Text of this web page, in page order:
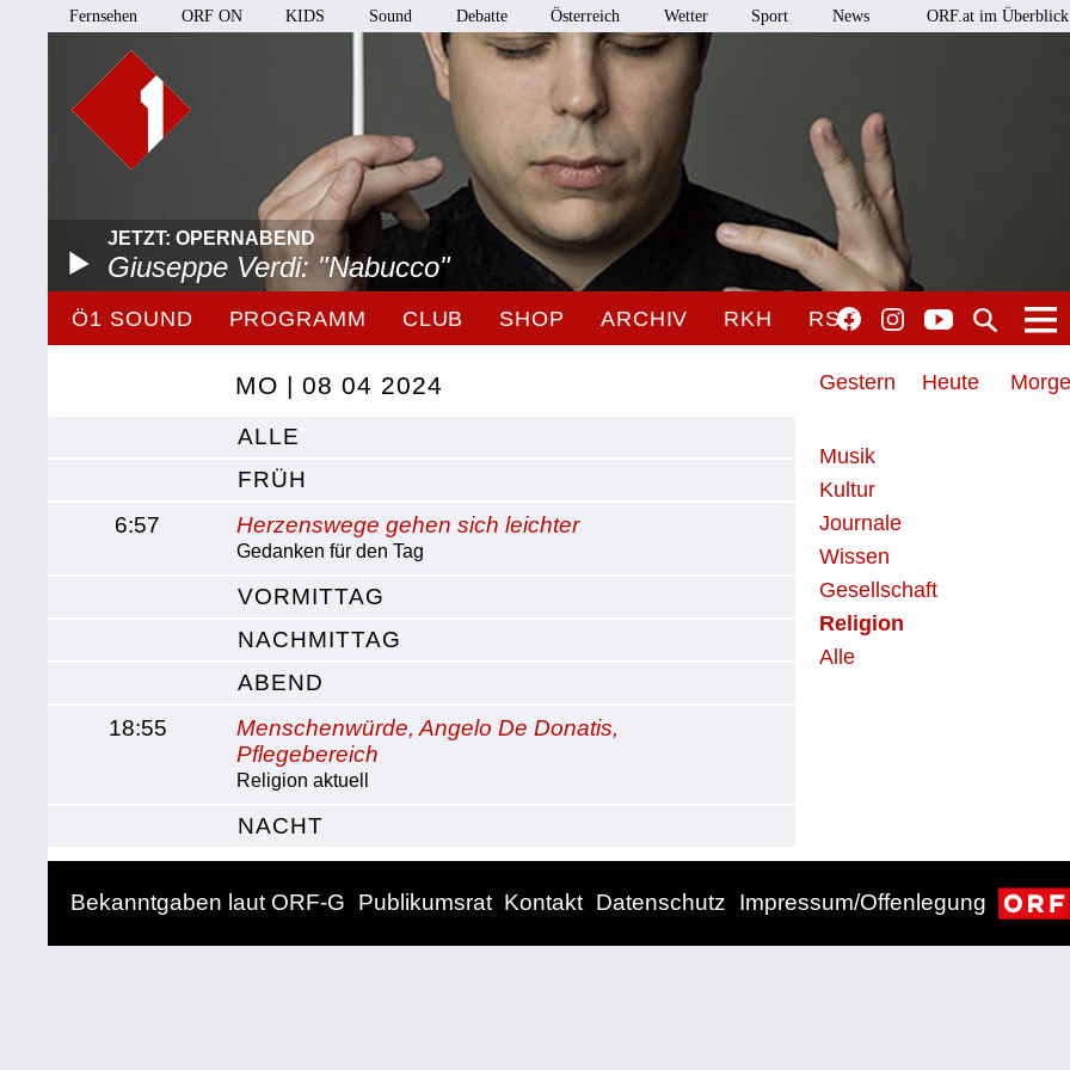
Fernsehen ORF ON KIDS Sound Debatte Österreich Wetter Sport News ORF.at im Überblick
JETZT: OPERNABEND
Giuseppe Verdi: "Nabucco"
Ö1 SOUND PROGRAMM CLUB SHOP ARCHIV RKH RSO
Gestern Heute
Musik
Kultur
Journale
Wissen
Gesellschaft
Religion
Alle
MO | 08 04 2024
ALLE
FRÜH
6:57
Herzenswege gehen sich leichter
Gedanken für den Tag
VORMITTAG
NACHMITTAG
ABEND
18:55
Menschenwürde, Angelo De Donatis,
Pflegebereich
Religion aktuell
NACHT
Bekanntgaben laut ORF-G Publikumsrat Kontakt Datenschutz Impressum/Offenlegung